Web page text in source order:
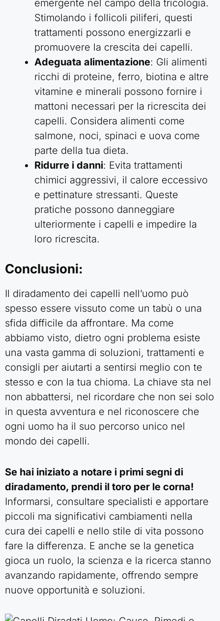
emergente nel campo della tricologia.
Stimolando i follicoli piliferi, questi
trattamenti possono energizzarli e
promuovere la crescita dei capelli.
Adeguata alimentazione: Gli alimenti
ricchi di proteine, ferro, biotina e altre
vitamine e minerali possono fornire i
mattoni necessari per la ricrescita dei
capelli. Considera alimenti come
salmone, noci, spinaci e uova come
parte della tua dieta.
Ridurre i danni: Evita trattamenti
chimici aggressivi, il calore eccessivo
e pettinature stressanti. Queste
pratiche possono danneggiare
ulteriormente i capelli e impedire la
loro ricrescita.
Conclusioni:
Il diradamento dei capelli nell’uomo può
spesso essere vissuto come un tabù o una
sfida difficile da affrontare. Ma come
abbiamo visto, dietro ogni problema esiste
una vasta gamma di soluzioni, trattamenti e
consigli per aiutarti a sentirsi meglio con te
stesso e con la tua chioma. La chiave sta nel
non abbattersi, nel ricordare che non sei solo
in questa avventura e nel riconoscere che
ogni uomo ha il suo percorso unico nel
mondo dei capelli.
Se hai iniziato a notare i primi segni di
diradamento, prendi il toro per le corna!
Informarsi, consultare specialisti e apportare
piccoli ma significativi cambiamenti nella
cura dei capelli e nello stile di vita possono
fare la differenza. E anche se la genetica
gioca un ruolo, la scienza e la ricerca stanno
avanzando rapidamente, offrendo sempre
nuove opportunità e soluzioni.